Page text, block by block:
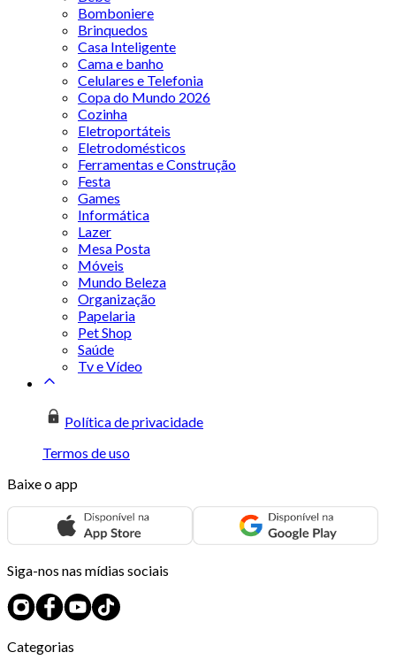
Bomboniere
Brinquedos
Casa Inteligente
Cama e banho
Celulares e Telefonia
Copa do Mundo 2026
Cozinha
Eletroportáteis
Eletrodomésticos
Ferramentas e Construção
Festa
Games
Informática
Lazer
Mesa Posta
Móveis
Mundo Beleza
Organização
Papelaria
Pet Shop
Saúde
Tv e Vídeo
Política de privacidade
Termos de uso
Baixe o app
Siga-nos nas mídias sociais
Categorias